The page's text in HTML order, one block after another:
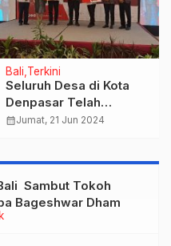
Bali Terkini
Seluruh Desa di Kota
Denpasar Telah
Gunakan Layanan
Non Tunai.
calendar_monthJumat, 21 Jun 2024
Sambut Tokoh
Bageshwar Dham